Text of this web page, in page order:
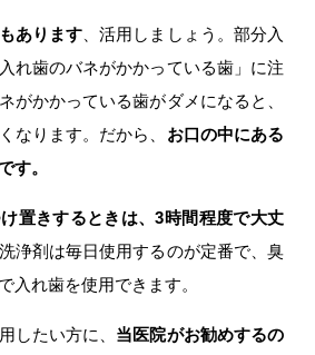
あります 、活用しましょう。部分入
れ歯のバネがかかっている歯」に注
がかかっている歯がダメになると、
なります。だから、 お口の中にある
す。
置きするときは、3時間程度で大丈
浄剤は毎日使用するのが定番で、臭
入れ歯を使用できます。
したい方に、 当医院がお勧めするの